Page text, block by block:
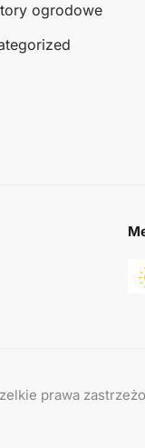
ogrodowe
prawa